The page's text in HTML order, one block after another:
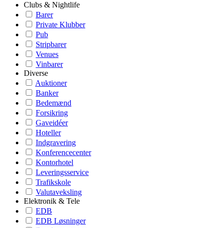
Clubs & Nightlife
Barer
Private Klubber
Pub
Stripbarer
Venues
Vinbarer
Diverse
Auktioner
Banker
Bedemænd
Forsikring
Gaveidéer
Hoteller
Indgravering
Konferencecenter
Kontorhotel
Leveringsservice
Trafikskole
Valutaveksling
Elektronik & Tele
EDB
EDB Løsninger